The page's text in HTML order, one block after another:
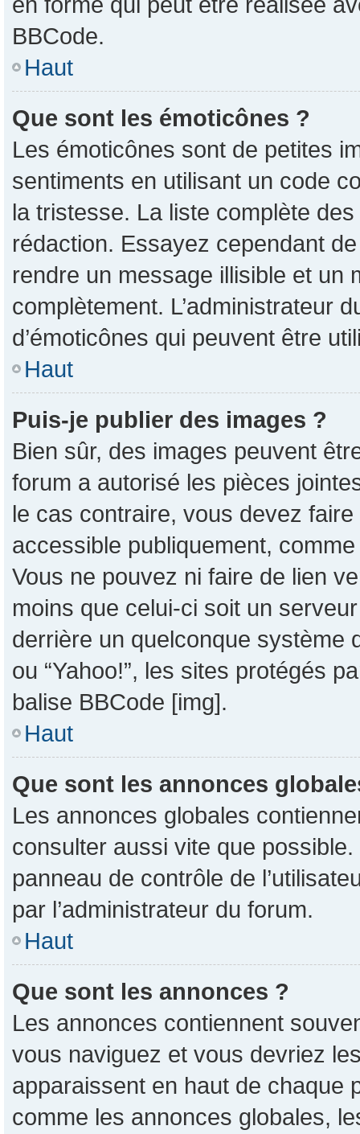
BBCode.
Haut
Que sont les émoticônes ?
Les émoticônes sont de petites
sentiments en utilisant un code
la tristesse. La liste complète
rédaction. Essayez cependant
rendre un message illisible et un
complètement. L’administrateur
d’émoticônes qui peuvent être
Haut
Puis-je publier des images ?
Bien sûr, des images peuvent
forum a autorisé les pièces
le cas contraire, vous devez
accessible publiquement,
Vous ne pouvez ni faire de lien
moins que celui-ci soit un
derrière un quelconque système
ou “Yahoo!”, les sites protégés
balise BBCode [img].
Haut
Que sont les annonces
Les annonces globales
consulter aussi vite que
panneau de contrôle de
par l’administrateur du forum.
Haut
Que sont les annonces ?
Les annonces contiennent
vous naviguez et vous devriez
apparaissent en haut de chaque
comme les annonces globales,